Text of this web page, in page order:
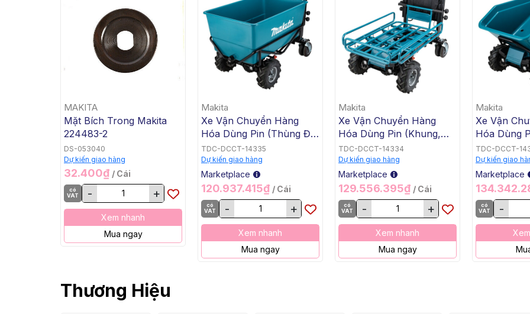
MAKITA
Mặt Bích Trong Makita
224483-2
DS-053040
Dự kiến giao hàng
32.400₫ / Cái
có
VAT
- +
Xem nhanh
Mua ngay
Makita
Xe Vận Chuyển Hàng
Hóa Dùng Pin (Thùng Đế
Bằng, BL, 18Vx2) Makita
DCU605Z
TDC-DCCT-14335
Dự kiến giao hàng
Marketplace
120.937.415₫ / Cái
có
VAT
- +
Xem nhanh
Mua ngay
Makita
Xe Vận Chuyển Hàng
Hóa Dùng Pin (Khung,
BL, 18Vx2) Makita
DCU604Z
TDC-DCCT-14334
Dự kiến giao hàng
Marketplace
129.556.395₫ / Cái
có
VAT
- +
Xem nhanh
Mua ngay
Makita
Xe Vận
Hóa Dùng
BL, 18Vx2)
DCU603Z
TDC-DCCT-
Dự kiến giao
Marketplace
có
VAT
-
Thương Hiệu